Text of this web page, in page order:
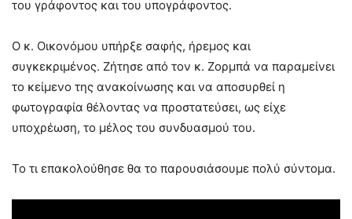
του γράφοντος και του υπογράφοντος.
Ο κ. Οικονόμου υπήρξε σαφής, ήρεμος και
συγκεκριμένος. Ζήτησε από τον κ. Ζορμπά να παραμείνει
το κείμενο της ανακοίνωσης και να αποσυρθεί η
φωτογραφία θέλοντας να προστατεύσει, ως είχε
υποχρέωση, το μέλος του συνδυασμού του.
Το τι επακολούθησε θα το παρουσιάσουμε πολύ σύντομα.